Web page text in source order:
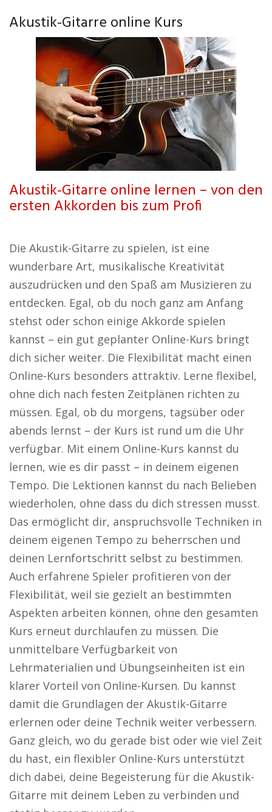
Akustik-Gitarre online Kurs
Akustik-Gitarre online lernen – von den
ersten Akkorden bis zum Profi
Die Akustik-Gitarre zu spielen, ist eine
wunderbare Art, musikalische Kreativität
auszudrücken und den Spaß am Musizieren zu
entdecken. Egal, ob du noch ganz am Anfang
stehst oder schon einige Akkorde spielen
kannst – ein gut geplanter Online-Kurs bringt
dich sicher weiter. Die Flexibilität macht einen
Online-Kurs besonders attraktiv. Lerne flexibel,
ohne dich nach festen Zeitplänen richten zu
müssen. Egal, ob du morgens, tagsüber oder
abends lernst – der Kurs ist rund um die Uhr
verfügbar. Mit einem Online-Kurs kannst du
lernen, wie es dir passt – in deinem eigenen
Tempo. Die Lektionen kannst du nach Belieben
wiederholen, ohne dass du dich stressen musst.
Das ermöglicht dir, anspruchsvolle Techniken in
deinem eigenen Tempo zu beherrschen und
deinen Lernfortschritt selbst zu bestimmen.
Auch erfahrene Spieler profitieren von der
Flexibilität, weil sie gezielt an bestimmten
Aspekten arbeiten können, ohne den gesamten
Kurs erneut durchlaufen zu müssen. Die
unmittelbare Verfügbarkeit von
Lehrmaterialien und Übungseinheiten ist ein
klarer Vorteil von Online-Kursen. Du kannst
damit die Grundlagen der Akustik-Gitarre
erlernen oder deine Technik weiter verbessern.
Ganz gleich, wo du gerade bist oder wie viel Zeit
du hast, ein flexibler Online-Kurs unterstützt
dich dabei, deine Begeisterung für die Akustik-
Gitarre mit deinem Leben zu verbinden und